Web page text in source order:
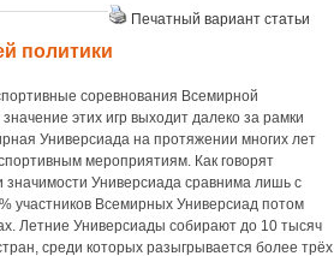
Печатный вариант статьи
политики
соревнования Всемирной
этих игр выходит далеко за рамки
Универсиада на протяжении многих лет
мероприятиям. Как говорят
Универсиада сравнима лишь с
участников Всемирных Универсиад потом
Летние Универсиады собирают до 10 тысяч
среди которых разыгрывается более трёх